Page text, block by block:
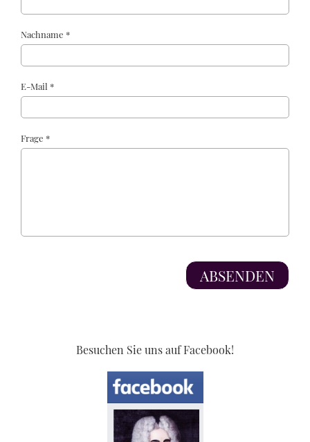
Nachname *
E-Mail *
Frage *
Besuchen Sie uns auf Facebook!